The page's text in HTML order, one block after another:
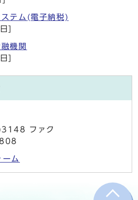
テム(電子納税)
]
機関
]
ファク
ム